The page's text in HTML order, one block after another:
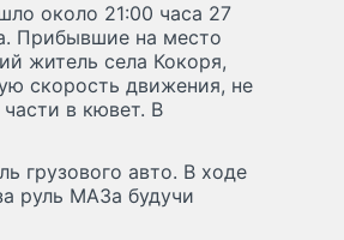
около 21:00 часа 27
Прибывшие на место
житель села Кокоря,
скорость движения, не
в кювет. В
грузового авто. В ходе
руль МАЗа будучи